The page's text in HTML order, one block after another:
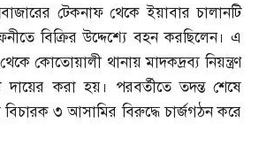
টেকনাফ থেকে ইয়াবার চালানটি
বিক্রির উদ্দেশ্যে বহন করছিলেন। এ
কোতোয়ালী থানায় মাদকদ্রব্য নিয়ন্ত্রণ
করা হয়। পরবর্তীতে তদন্ত শেষে
বিচারক ৩ আসামির বিরুদ্ধে চার্জগঠন করে